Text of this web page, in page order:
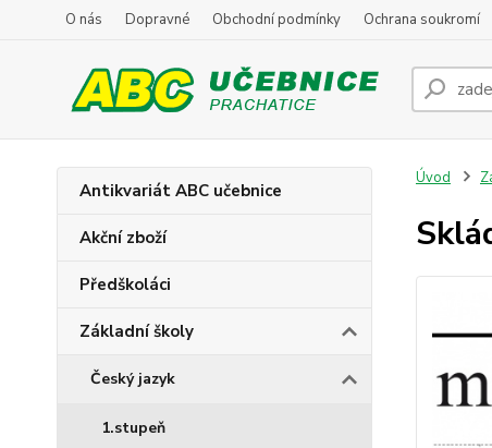
O nás Dopravné Obchodní podmínky Ochrana soukromí
Antikvariát ABC učebnice
Akční zboží
Předškoláci
Základní školy
Český jazyk
1.stupeň
Úvod